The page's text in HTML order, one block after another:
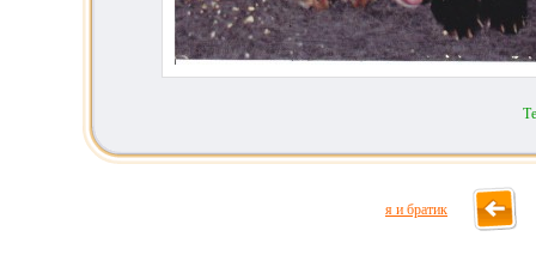
я и братик